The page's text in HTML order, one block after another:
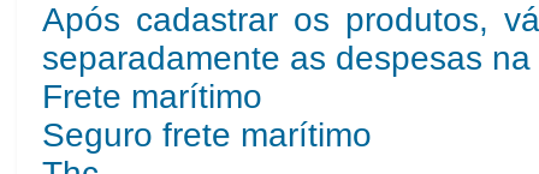
Após cadastrar os produtos,
separadamente as despesas
Frete marítimo
Seguro frete marítimo